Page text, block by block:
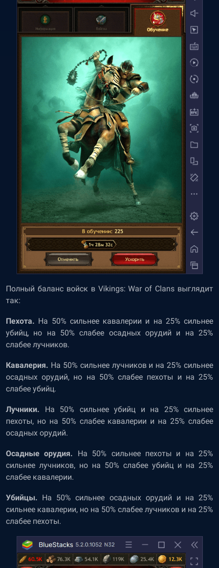
Полный баланс войск в Vikings: War of Clans выглядит
так:
Пехота. На 50% сильнее кавалерии и на 25% сильнее
убийц, но на 50% слабее осадных орудий и на 25%
слабее лучников.
Кавалерия. На 50% сильнее лучников и на 25% сильнее
осадных орудий, но на 50% слабее пехоты и на 25%
слабее убийц.
Лучники. На 50% сильнее убийц и на 25% сильнее
пехоты, но на 50% слабее кавалерии и на 25% слабее
осадных орудий.
Осадные орудия. На 50% сильнее пехоты и на 25%
сильнее лучников, но на 50% слабее убийц и на 25%
слабее кавалерии.
Убийцы. На 50% сильнее осадных орудий и на 25%
сильнее кавалерии, но на 50% слабее лучников и на 25%
слабее пехоты.